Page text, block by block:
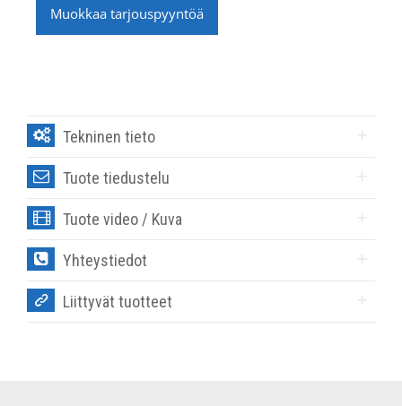
Muokkaa tarjouspyyntöä
Tekninen tieto
Tuote tiedustelu
Tuote video / Kuva
Yhteystiedot
Liittyvät tuotteet